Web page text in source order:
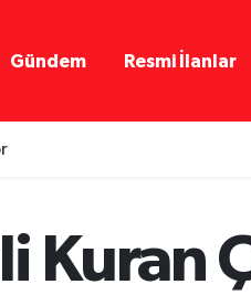
Gündem Resmi İlanlar
Kuran